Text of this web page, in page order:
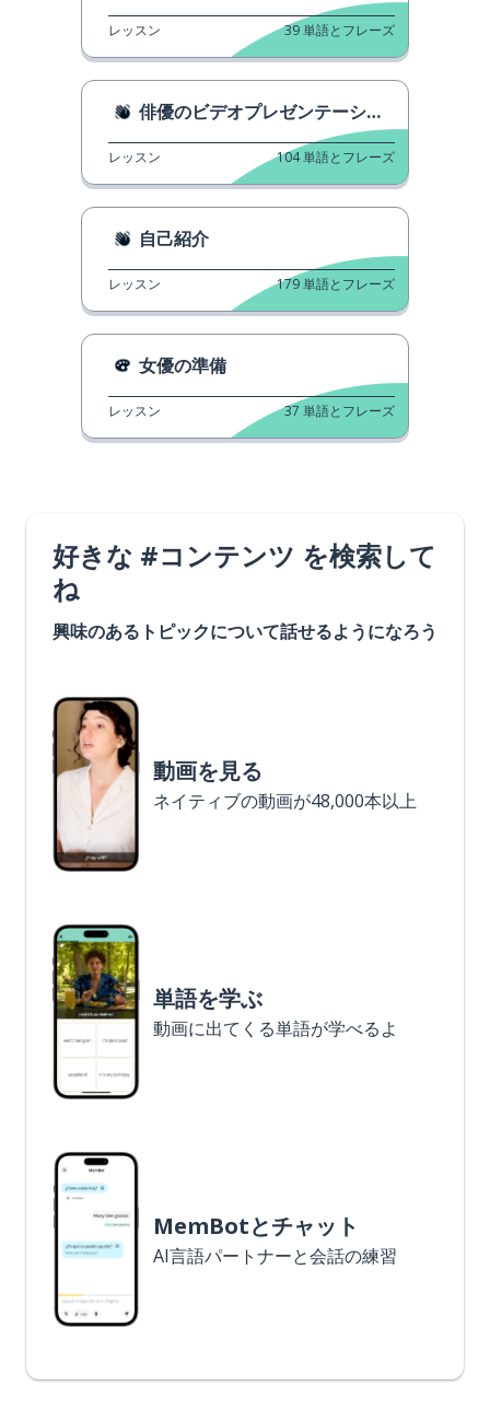
レッスン 39単語とフレーズ
俳優のビデオプレゼンテーション
レッスン 104単語とフレーズ
自己紹介
レッスン 179単語とフレーズ
女優の準備
レッスン 37 単語とフレーズ
好きな #コンテンツ を検索して
ね
興味のあるトピックについて話せるようになろう
動画を見る
ネイティブの動画が48,000本以上
単語を学ぶ
動画に出てくる単語が学べるよ
MemBotとチャット
AI言語パートナーと会話の練習